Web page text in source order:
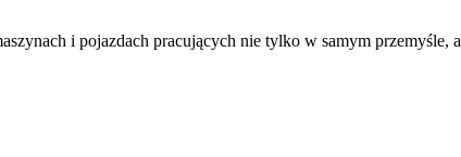
i pojazdach pracujących nie tylko w samym przemyśle,